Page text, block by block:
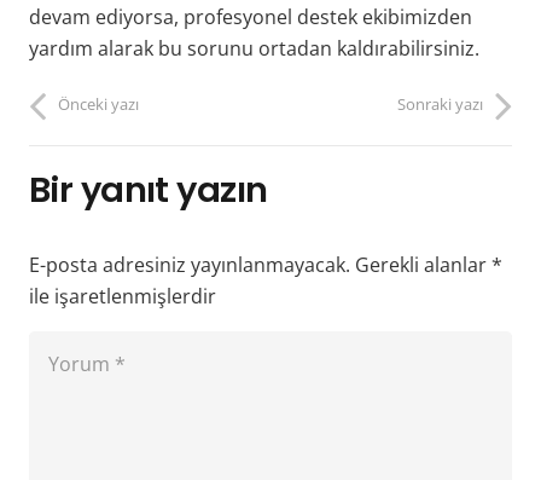
devam ediyorsa, profesyonel destek ekibimizden
yardım alarak bu sorunu ortadan kaldırabilirsiniz.
Önceki yazı Sonraki yazı
Bir yanıt yazın
E-posta adresiniz yayınlanmayacak. Gerekli alanlar*
ile işaretlenmişlerdir